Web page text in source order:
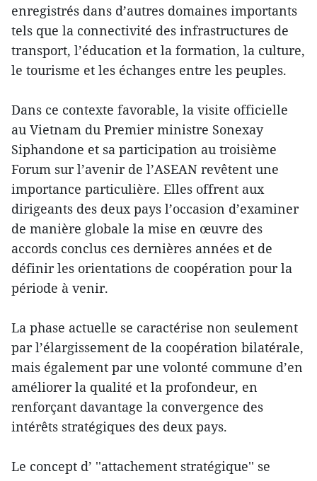
enregistrés dans d’autres domaines importants
tels que la connectivité des infrastructures de
transport, l’éducation et la formation, la culture,
le tourisme et les échanges entre les peuples.
Dans ce contexte favorable, la visite officielle
au Vietnam du Premier ministre Sonexay
Siphandone et sa participation au troisième
Forum sur l’avenir de l’ASEAN revêtent une
importance particulière. Elles offrent aux
dirigeants des deux pays l’occasion d’examiner
de manière globale la mise en œuvre des
accords conclus ces dernières années et de
définir les orientations de coopération pour la
période à venir.
La phase actuelle se caractérise non seulement
par l’élargissement de la coopération bilatérale,
mais également par une volonté commune d’en
améliorer la qualité et la profondeur, en
renforçant davantage la convergence des
intérêts stratégiques des deux pays.
Le concept d’ ''attachement stratégique'' se